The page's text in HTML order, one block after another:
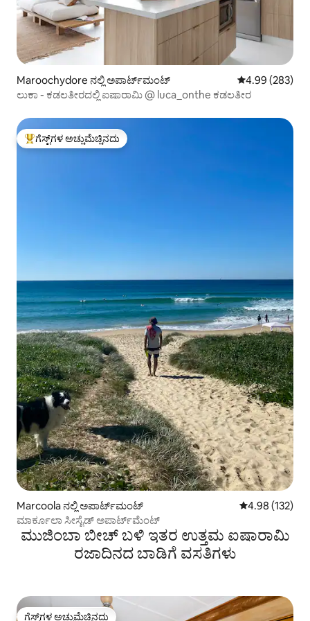
Maroochydore ನಲ್ಲಿ ಅಪಾರ್ಟ್‌ಮಂಟ್ 5 ರಲ್ಲಿ 4.99
4.99 (283)
ಲುಕಾ - ಕಡಲತೀರದಲ್ಲಿ ಐಷಾರಾಮಿ @ luca_onthe ಕಡಲತೀರ
ಗೆಸ್ಟ್‌ಗಳಿಗೆ ಅತಿ ಹೆಚ್ಚು ಅಚ್ಚುಮೆಚ್ಚಿನದು
ಗೆಸ್ಟ್‌ಗಳ ಅಚ್ಚುಮೆಚ್ಚಿನದು
Marcoola ನಲ್ಲಿ ಅಪಾರ್ಟ್‌ಮಂಟ್ 5 ರಲ್ಲಿ 4.98
4.98 (132)
ಮಾರ್ಕೂಲಾ ಸೀಸೈಡ್ ಅಪಾರ್ಟ್‌ಮೆಂಟ್
ಮುಜಿಂಬಾ ಬೀಚ್ ಬಳಿ ಇತರ ಉತ್ತಮ ಐಷಾರಾಮಿ
ರಜಾದಿನದ ಬಾಡಿಗೆ ವಸತಿಗಳು
ಗೆಸ್ಟ್‌ಗಳ ಅಚ್ಚುಮೆಚ್ಚಿನದು